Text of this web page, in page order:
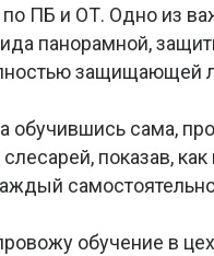
ПБ и ОТ. Одно из
панорамной,
защищающей
обучившись сама,
слесарей, показав,
обучение в